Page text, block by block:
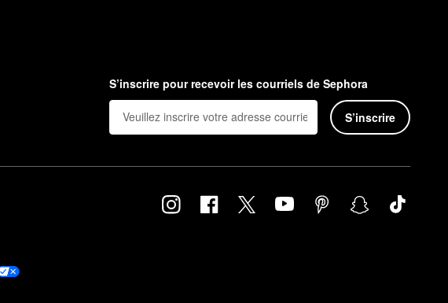
S’inscrire pour recevoir les courriels de Sephora
S’inscrire